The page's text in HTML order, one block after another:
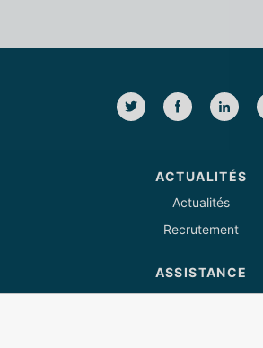
ACTUALITÉS
Actualités
Recrutement
ASSISTANCE
Tél : 03 85 82 07 53